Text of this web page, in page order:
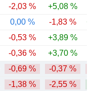
-2,03 % +5,08 %
0,00 % -1,83 %
-0,53 % +3,89 %
-0,36 % +3,70 %
-0,69 % -0,37 %
-1,38 % -2,55 %